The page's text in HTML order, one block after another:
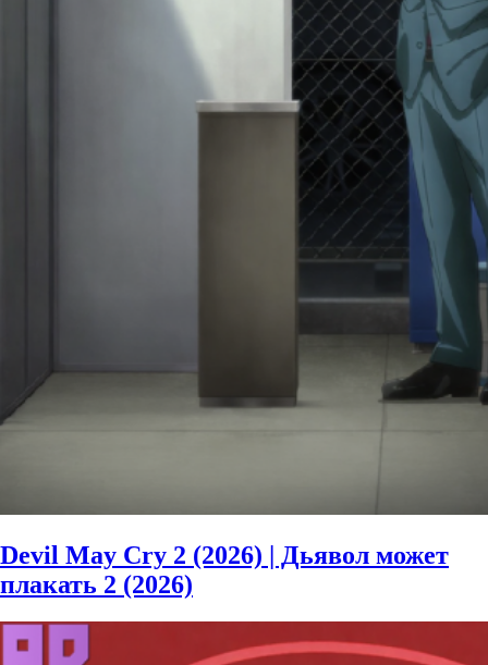
Devil May Cry 2 (2026) | Дьявол может
плакать 2 (2026)